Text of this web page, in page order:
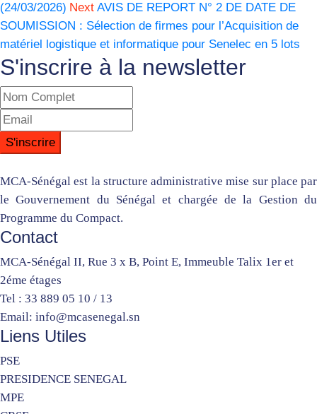
(24/03/2026) Next AVIS DE REPORT N° 2 DE DATE DE
SOUMISSION : Sélection de firmes pour l’Acquisition de
matériel logistique et informatique pour Senelec en 5 lots
S'inscrire à la newsletter
MCA-Sénégal est la structure administrative mise sur place par
le Gouvernement du Sénégal et chargée de la Gestion du
Programme du Compact.
Contact
MCA-Sénégal II, Rue 3 x B, Point E, Immeuble Talix 1er et
2éme étages
Tel : 33 889 05 10 / 13
Email: info@mcasenegal.sn
Liens Utiles
PSE
PRESIDENCE SENEGAL
MPE